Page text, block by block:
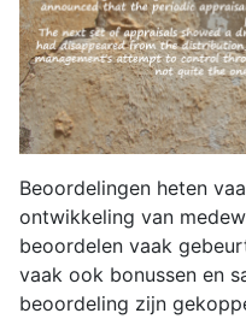
Beoordelingen heten
ontwikkeling van
beoordelen vaak
vaak ook bonussen en
beoordeling zijn